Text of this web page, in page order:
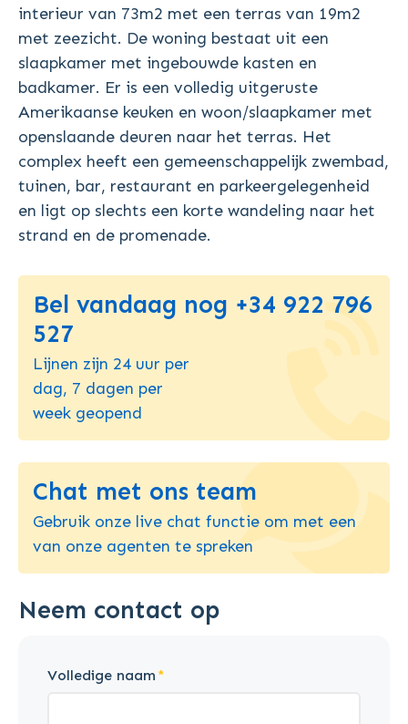
interieur van 73m2 met een terras van 19m2
met zeezicht. De woning bestaat uit een
slaapkamer met ingebouwde kasten en
badkamer. Er is een volledig uitgeruste
Amerikaanse keuken en woon/slaapkamer met
openslaande deuren naar het terras. Het
complex heeft een gemeenschappelijk zwembad,
tuinen, bar, restaurant en parkeergelegenheid
en ligt op slechts een korte wandeling naar het
strand en de promenade.
Bel vandaag nog +34 922 796
527
Lijnen zijn 24 uur per
dag, 7 dagen per
week geopend
Chat met ons team
Gebruik onze live chat functie om met een
van onze agenten te spreken
Neem contact op
Volledige naam